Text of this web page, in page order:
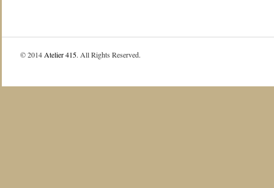
© 2014 Atelier 415. All Rights Reserved.